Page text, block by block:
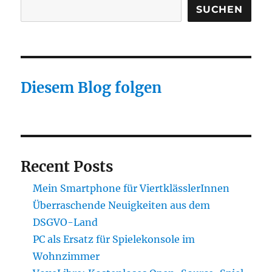
SUCHEN
Diesem Blog folgen
Recent Posts
Mein Smartphone für ViertklässlerInnen
Überraschende Neuigkeiten aus dem
DSGVO-Land
PC als Ersatz für Spielekonsole im
Wohnzimmer